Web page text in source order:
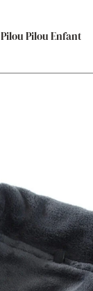
Pilou Pilou Enfant